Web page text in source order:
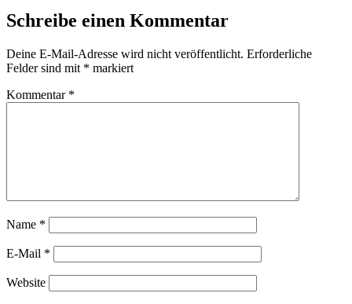
Schreibe einen Kommentar
Deine E-Mail-Adresse wird nicht veröffentlicht. Erforderliche
Felder sind mit * markiert
Kommentar *
Name *
E-Mail *
Website